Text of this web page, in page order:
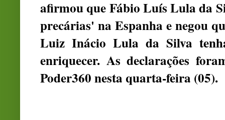
afirmou que Fábio Luís Lula da
precárias' na Espanha e negou
Luiz Inácio Lula da Silva
enriquecer. As declarações
Poder360 nesta quarta-feira (05).